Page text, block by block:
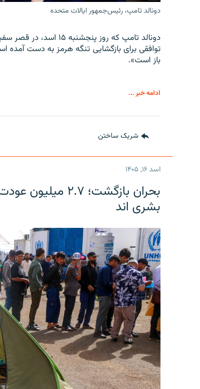
دونالد تامپ، رئیس‌جمهور ایالات متحده
دونالد تامپ که روز
توافقی برای بازگشایی تنگه هرمز به دست
باز است».
ادامه خبر ...
شریک ساختن
اسد ۱۶, ۱۴۰۵
بحران بازگشت؛
بشری اند